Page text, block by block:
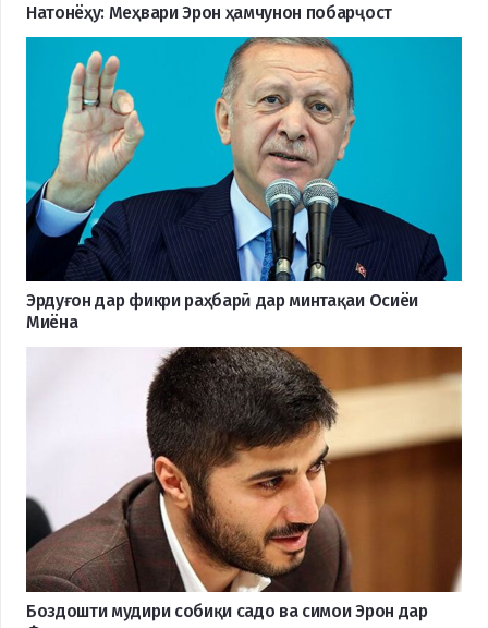
Натонёҳу: Меҳвари Эрон ҳамчунон побарҷост
Эрдуғон дар фикри раҳбарӣ дар минтақаи Осиёи
Миёна
Боздошти мудири собиқи садо ва симои Эрон дар